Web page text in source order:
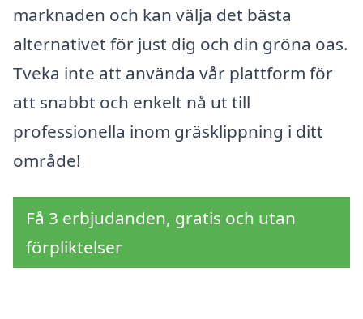
marknaden och kan välja det bästa
alternativet för just dig och din gröna oas.
Tveka inte att använda vår plattform för
att snabbt och enkelt nå ut till
professionella inom gräsklippning i ditt
område!
Få 3 erbjudanden, gratis och utan
förpliktelser